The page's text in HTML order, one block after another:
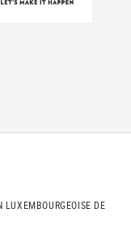
LUXEMBOURGEOISE DE